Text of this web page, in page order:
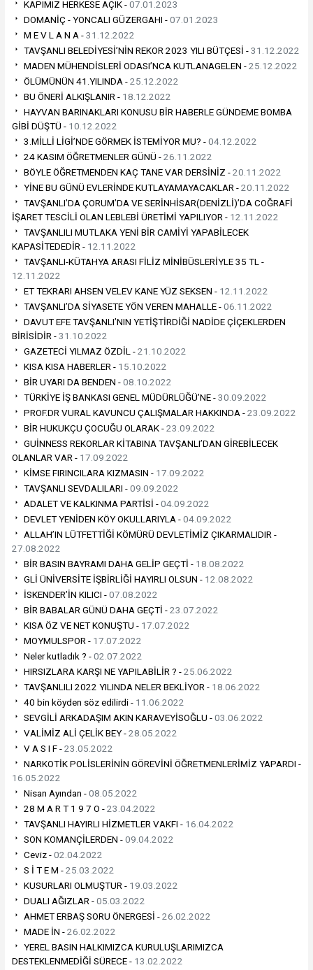
KAPIMIZ HERKESE AÇIK -07.01.2023
DOMANİÇ - YONCALI GÜZERGAHI -07.01.2023
M E V L A N A -31.12.2022
TAVŞANLI BELEDİYESİ’NİN REKOR 2023 YILI BÜTÇESİ -31.12.2022
MADEN MÜHENDİSLERİ ODASI’NCA KUTLANAGELEN -25.12.2022
ÖLÜMÜNÜN 41.YILINDA -25.12.2022
BU ÖNERİ ALKIŞLANIR - 18.12.2022
HAYVAN BARINAKLARI KONUSU BİR HABERLE GÜNDEME BOMBA
GİBİ DÜŞTÜ - 10.12.2022
3.MİLLİ LİGİ’NDE GÖRMEK İSTEMİYOR MU? -04.12.2022
24 KASIM ÖĞRETMENLER GÜNÜ -26.11.2022
BÖYLE ÖĞRETMENDEN KAÇ TANE VAR DERSİNİZ -20.11.2022
YİNE BU GÜNÜ EVLERİNDE KUTLAYAMAYACAKLAR -20.11.2022
TAVŞANLI’DA ÇORUM’DA VE SERİNHİSAR(DENİZLİ)’DA COĞRAFİ
İŞARET TESCİLİ OLAN LEBLEBİ ÜRETİMİ YAPILIYOR - 12.11.2022
TAVŞANLILI MUTLAKA YENİ BİR CAMİYİ YAPABİLECEK
KAPASİTEDEDİR - 12.11.2022
TAVŞANLI-KÜTAHYA ARASI FİLİZ MİNİBÜSLERİYLE 35 TL -
12.11.2022
ET TEKRARI AHSEN VELEV KANE YÜZ SEKSEN - 12.11.2022
TAVŞANLI’DA SİYASETE YÖN VEREN MAHALLE -06.11.2022
DAVUT EFE TAVŞANLI’NIN YETİŞTİRDİĞİ NADİDE ÇİÇEKLERDEN
BİRİSİDİR -31.10.2022
GAZETECİ YILMAZ ÖZDİL -21.10.2022
KISA KISA HABERLER - 15.10.2022
BİR UYARI DA BENDEN -08.10.2022
TÜRKİYE İŞ BANKASI GENEL MÜDÜRLÜĞÜ’NE -30.09.2022
PROF.DR VURAL KAVUNCU ÇALIŞMALAR HAKKINDA -23.09.2022
BİR HUKUKÇU ÇOCUĞU OLARAK -23.09.2022
GUİNNESS REKORLAR KİTABINA TAVŞANLI’DAN GİREBİLECEK
OLANLAR VAR - 17.09.2022
KİMSE FIRINCILARA KIZMASIN - 17.09.2022
TAVŞANLI SEVDALILARI -09.09.2022
ADALET VE KALKINMA PARTİSİ -04.09.2022
DEVLET YENİDEN KÖY OKULLARIYLA -04.09.2022
ALLAH’IN LÜTFETTİĞİ KÖMÜRÜ DEVLETİMİZ ÇIKARMALIDIR -
27.08.2022
BİR BASIN BAYRAMI DAHA GELİP GEÇTİ - 18.08.2022
GLİ ÜNİVERSİTE İŞBİRLİĞİ HAYIRLI OLSUN - 12.08.2022
İSKENDER’İN KILICI -07.08.2022
BİR BABALAR GÜNÜ DAHA GEÇTİ -23.07.2022
KISA ÖZ VE NET KONUŞTU - 17.07.2022
MOYMULSPOR - 17.07.2022
Neler kutladık ? -02.07.2022
HIRSIZLARA KARŞI NE YAPILABİLİR ? -25.06.2022
TAVŞANLILI 2022 YILINDA NELER BEKLİYOR - 18.06.2022
40 bin köyden söz edilirdi - 11.06.2022
SEVGİLİ ARKADAŞIM AKIN KARAVEYİSOĞLU -03.06.2022
VALİMİZ ALİ ÇELİK BEY -28.05.2022
V A S I F -23.05.2022
NARKOTİK POLİSLERİNİN GÖREVİNİ ÖĞRETMENLERİMİZ YAPARDI -
16.05.2022
Nisan Ayından -08.05.2022
28 M A R T 1 9 7 O -23.04.2022
TAVŞANLI HAYIRLI HİZMETLER VAKFI - 16.04.2022
SON KOMANÇİLERDEN -09.04.2022
Ceviz -02.04.2022
S İ T E M -25.03.2022
KUSURLARI OLMUŞTUR - 19.03.2022
DUALI AĞIZLAR -05.03.2022
AHMET ERBAŞ SORU ÖNERGESİ -26.02.2022
MADE İN -26.02.2022
YEREL BASIN HALKIMIZCA KURULUŞLARIMIZCA
DESTEKLENMEDİĞİ SÜRECE - 13.02.2022